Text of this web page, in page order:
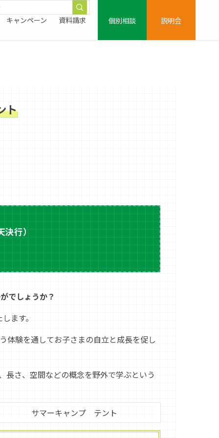
キャンペーン 資料請求
個別相談
説明会
ト
決行）
でしょうか？
ます。
体験を通してお子さまの自立と成長を促し
長さ、空間などの概念を野外で学ぶという